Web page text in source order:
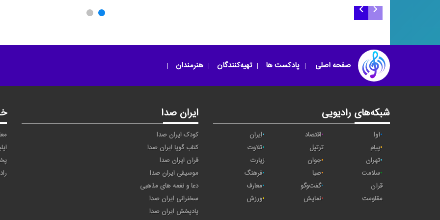
صفحه اصلی پادکست ها تهیه‌کنندگان هنرمندان
شبکه‌های رادیویی
آوا اقتصاد
ایران
پیام
ترتیل
تلاوت
تهران
جوان
زیارت
سلامت
صبا
فرهنگ
قرآن
گفت‌وگو
معارف
مقاومت
نمایش ورزش
ایران صدا
کودک ایران صدا
کتاب گویا ایران صدا
قرآن ایران صدا
موسیقی ایران صدا
دعا و نغمه های مذهبی
سخنرانی ایران صدا
پادپخش ایران صدا